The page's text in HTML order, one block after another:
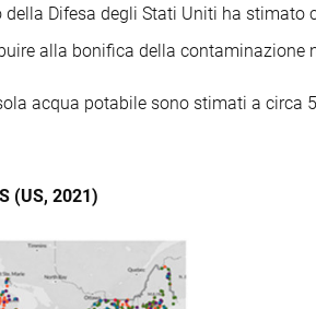
Difesa degli Stati Uniti ha stimato
alla bonifica della contaminazione
acqua potabile sono stimati a circa
(US, 2021)